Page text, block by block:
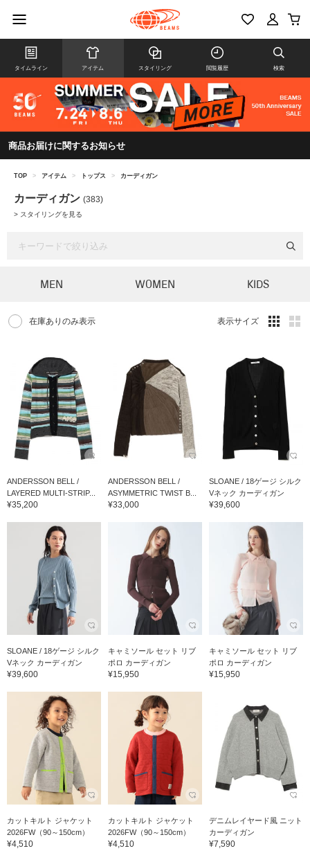
タイムライン アイテム スタイリング 閲覧履歴 検索
商品お届けに関するお知らせ
TOP > アイテム > トップス > カーディガン
カーディガン (383)
> スタイリングを見る
MEN WOMEN KIDS
在庫ありのみ表示 表示サイズ
ANDERSSON BELL /
LAYERED MULTI-STRIP...
¥35,200
ANDERSSON BELL /
ASYMMETRIC TWIST B...
¥33,000
SLOANE / 18ゲージ シルク
Vネック カーディガン
¥39,600
SLOANE / 18ゲージ シルク
Vネック カーディガン
¥39,600
キャミソール セット リブ
ポロ カーディガン
¥15,950
キャミソール セット リブ
ポロ カーディガン
¥15,950
カットキルト ジャケット
2026FW（90～150cm）
¥4,510
カットキルト ジャケット
2026FW（90～150cm）
¥4,510
デニムレイヤード風 ニット
カーディガン
¥7,590